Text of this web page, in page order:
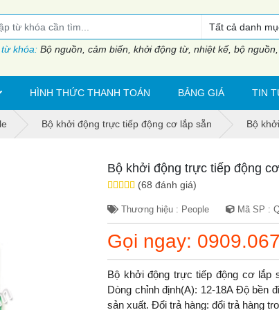
Tất cả danh
khóa: Bộ nguồn, cảm biến, khởi động từ, nhiệt kế, bộ nguồn,
HÌNH THỨC THANH TOÁN BẢNG GIÁ TIN
Bộ khởi động trực tiếp động cơ lắp sẵn Bộ
Bộ khởi động trực tiếp động
(68 đánh giá)
Thương hiệu : People Mã SP :
Gọi ngay:
Bộ khởi động trực tiếp động cơ lắp
Dòng chỉnh định(A): 12-18A Độ bền
sản xuất. Đổi trả hàng: đổi trả hàng